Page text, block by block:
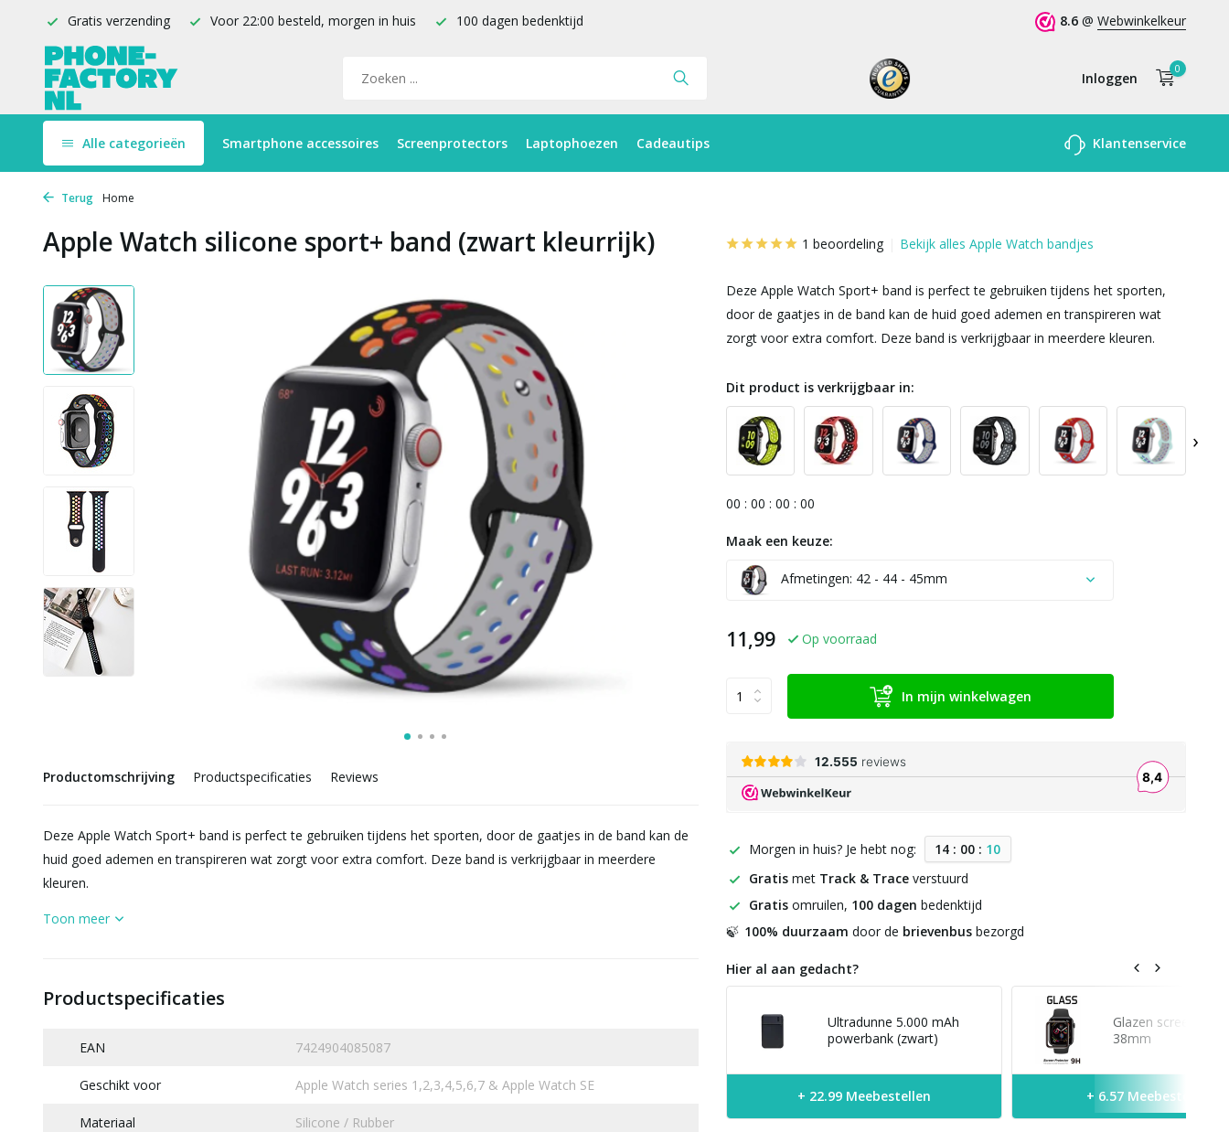
Gratis verzending Voor 22:00 besteld, morgen in huis 100 dagen bedenktijd 8.6 @ Webwinkelkeur
Inloggen
Account
0
Alle categorieën Smartphone accessoires Screenprotectors Laptophoezen Cadeautips Klantenservice
Terug Home
Apple Watch silicone sport+ band (zwart kleurrijk)
Productomschrijving Productspecificaties Reviews
Deze Apple Watch Sport+ band is perfect te gebruiken tijdens het sporten, door de gaatjes in de band kan de
huid goed ademen en transpireren wat zorgt voor extra comfort. Deze band is verkrijgbaar in meerdere
kleuren.
Toon meer
Productspecificaties
EAN 7424904085087
Geschikt voor Apple Watch series 1,2,3,4,5,6,7 & Apple Watch SE
Materiaal Silicone / Rubber
1 beoordeling Bekijk alles Apple Watch bandjes
Deze Apple Watch Sport+ band is perfect te gebruiken tijdens het sporten,
door de gaatjes in de band kan de huid goed ademen en transpireren wat
zorgt voor extra comfort. Deze band is verkrijgbaar in meerdere kleuren.
Dit product is verkrijgbaar in:
›
00 : 00 : 00 : 00
Maak een keuze:
Afmetingen: 42 - 44 - 45mm
11,99 Op voorraad
In mijn winkelwagen
Morgen in huis? Je hebt nog: 14 : 00 : 09
Gratismet Track & Traceverstuurd
Gratisomruilen, 100 dagen bedenktijd
🍃 100% duurzaam door de brievenbusbezorgd
Hier al aan gedacht?
Ultradunne 5.000 mAh
powerbank (zwart)
+ 22.99 Meebestellen
Glazen screen
38mm
+ 6.57 Meebestellen